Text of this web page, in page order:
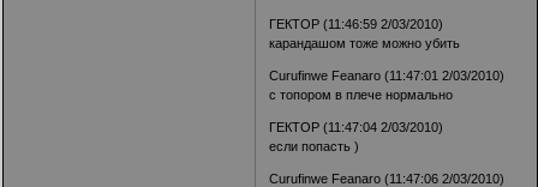
ГЕКТОР (11:46:59 2/03/2010)
карандашом тоже можно убить
Curufinwe Feanaro (11:47:01 2/03/2010)
с топором в плече нормально
ГЕКТОР (11:47:04 2/03/2010)
если попасть )
Curufinwe Feanaro (11:47:06 2/03/2010)